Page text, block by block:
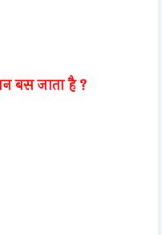
बस जाता है ?